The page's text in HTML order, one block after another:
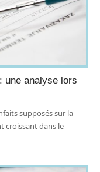
une analyse lors
supposés sur la
croissant dans le